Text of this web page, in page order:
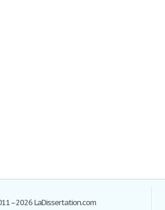
LaDissertation.com